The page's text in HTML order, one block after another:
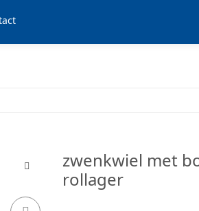
zwenkwiel met
rollager